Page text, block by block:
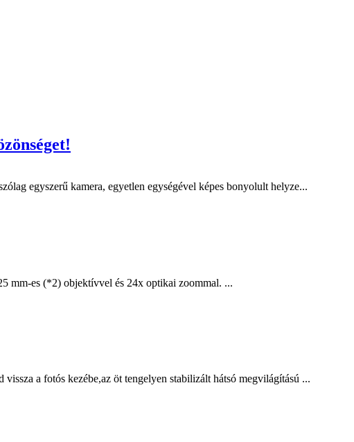
egyszerű kamera, egyetlen egységével képes bonyolult helyze...
mm-es (*2) objektívvel és 24x optikai zoommal. ...
a fotós kezébe,az öt tengelyen stabilizált hátsó megvilágítású ...